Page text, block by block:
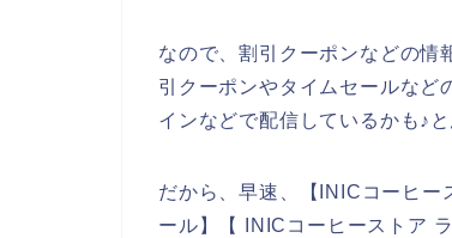
なので、割引クーポンなどの情
引クーポンやタイムセールなど
インなどで配信しているかも♪
だから、早速、【INICコーヒー
ール】【 INICコーヒーストア